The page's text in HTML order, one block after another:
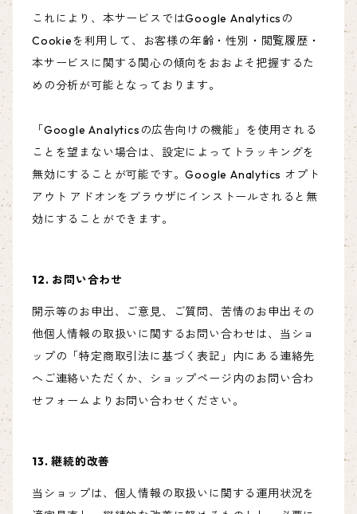
これにより、本サービスではGoogle Analyticsの
Cookieを利用して、お客様の年齢・性別・閲覧履歴・
本サービスに関する関心の傾向をおおよそ把握するた
めの分析が可能となっております。
「Google Analyticsの広告向けの機能」を使用される
ことを望まない場合は、設定によってトラッキングを
無効にすることが可能です。Google Analytics オプト
アウト アドオンをブラウザにインストールされると無
効にすることができます。
12. お問い合わせ
開示等のお申出、ご意見、ご質問、苦情のお申出その
他個人情報の取扱いに関するお問い合わせは、当ショ
ップの「特定商取引法に基づく表記」内にある連絡先
へご連絡いただくか、ショップページ内のお問い合わ
せフォームよりお問い合わせください。
13. 継続的改善
当ショップは、個人情報の取扱いに関する運用状況を